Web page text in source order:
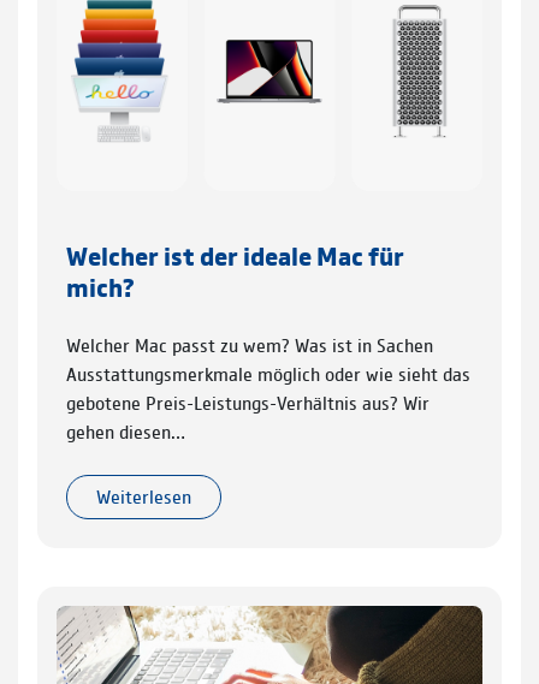
Welcher ist der ideale Mac für
mich?
Welcher Mac passt zu wem? Was ist in Sachen
Ausstattungsmerkmale möglich oder wie sieht das
gebotene Preis-Leistungs-Verhältnis aus? Wir
gehen diesen…
Weiterlesen